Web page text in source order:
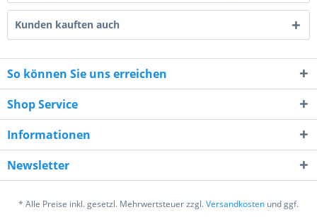
7 - 7 = ?
Ich habe die Datenschutzerklärung
Kunden kauften auch
So können Sie uns erreichen
Shop Service
Informationen
Newsletter
* Alle Preise inkl. gesetzl. Mehrwertsteuer zzgl.Versandkosten und ggf.